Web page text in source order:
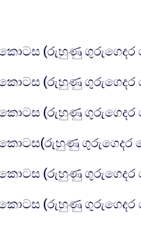
(රුහුණු ගුරුගෙදර
(රුහුණු ගුරුගෙදර
(රුහුණු ගුරුගෙදර
කොටස(රුහුණු ගුරුගෙදර
(රුහුණු ගුරුගෙදර
(රුහුණු ගුරුගෙදර